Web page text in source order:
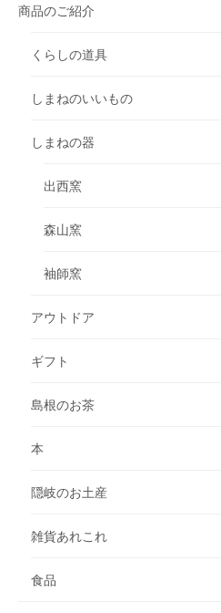
商品のご紹介
くらしの道具
しまねのいいもの
しまねの器
出西窯
森山窯
袖師窯
アウトドア
ギフト
島根のお茶
本
隠岐のお土産
雑貨あれこれ
食品